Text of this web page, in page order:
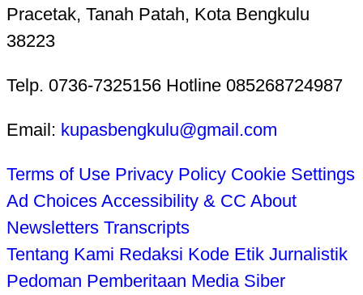
Pracetak, Tanah Patah, Kota Bengkulu
38223
Telp. 0736-7325156 Hotline 085268724987
Email: kupasbengkulu@gmail.com
Terms of Use Privacy Policy Cookie Settings
Ad Choices Accessibility & CC About
Newsletters Transcripts
Tentang Kami Redaksi Kode Etik Jurnalistik
Pedoman Pemberitaan Media Siber